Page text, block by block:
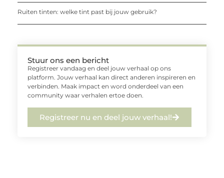
Ruiten tinten: welke tint past bij jouw gebruik?
Stuur ons een bericht
Registreer vandaag en deel jouw verhaal op ons
platform. Jouw verhaal kan direct anderen inspireren en
verbinden. Maak impact en word onderdeel van een
community waar verhalen ertoe doen.
Registreer nu en deel jouw verhaal!